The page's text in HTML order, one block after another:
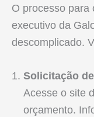
O processo para
executivo da
descomplicado.
Solicitação
Acesse o site
orçamento.